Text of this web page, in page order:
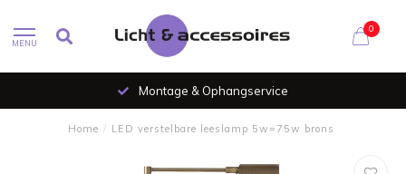
MENU
0
Montage & Ophangservice
Home / LED verstelbare leeslamp 5w=75w brons